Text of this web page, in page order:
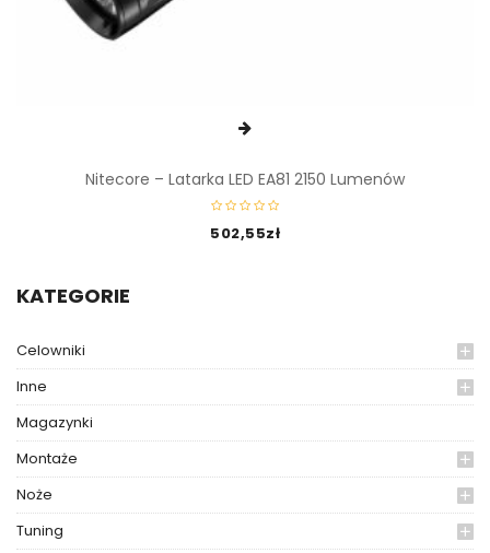
KATEGORIE
Celowniki
Inne
Magazynki
Montaże
Noże
Tuning
Nitecore – Latarka LED EA81 2150 Lumenów
502,55zł